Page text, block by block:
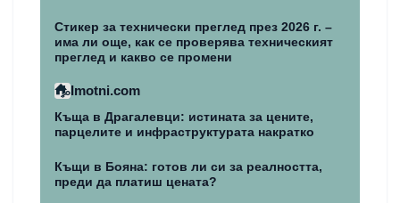
Стикер за технически преглед през 2026 г. –
има ли още, как се проверява техническият
преглед и какво се промени
Imotni.com
Къща в Драгалевци: истината за цените,
парцелите и инфраструктурата накратко
Къщи в Бояна: готов ли си за реалността,
преди да платиш цената?